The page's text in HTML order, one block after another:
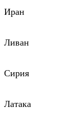
Иран
Ливан
Сирия
Латака